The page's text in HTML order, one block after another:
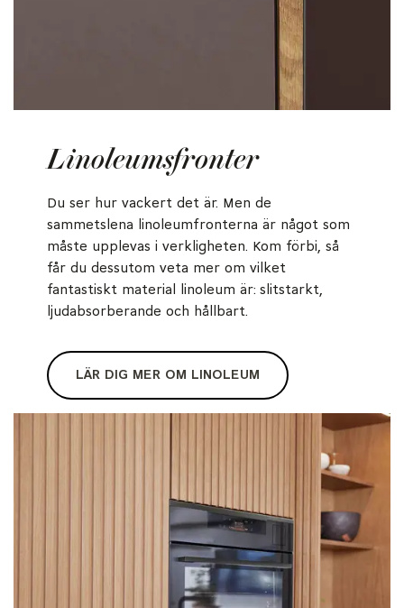
Linoleumsfronter
Du ser hur vackert det är. Men de
sammetslena linoleumfronterna är något som
måste upplevas i verkligheten. Kom förbi, så
får du dessutom veta mer om vilket
fantastiskt material linoleum är: slitstarkt,
ljudabsorberande och hållbart.
LÄR DIG MER OM LINOLEUM